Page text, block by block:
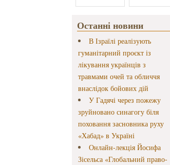
Останні новини
В Ізраїлі реалізують
гуманітарний проєкт із
лікування українців з
травмами очей та обличчя
внаслідок бойових дій
У Гадячі через пожежу
зруйновано синагогу біля
поховання засновника руху
«Хабад» в Україні
Онлайн-лекція Йосифа
Зісельса «Глобальний право-